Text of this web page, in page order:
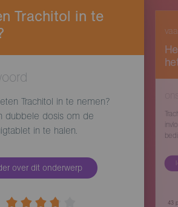
Trachitol in te
Trachitol in te nemen?
dubbele dosis om de
in te halen.
over dit onderwerp
43